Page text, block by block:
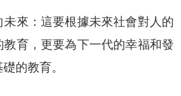
未來：這要根據未來社會對人的
育，更要為下一代的幸福和發
的教育。